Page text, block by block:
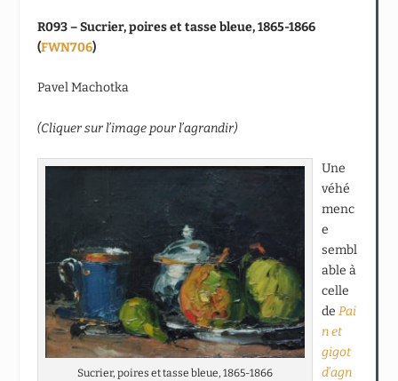
R093 – Sucrier, poires et tasse bleue, 1865-1866
(FWN706)
Pavel Machotka
(Cliquer sur l’image pour l’agrandir)
Sucrier, poires et tasse bleue, 1865-1866
Une
véhé
menc
e
sembl
able à
celle
dePai
n et
gigot
d’agn